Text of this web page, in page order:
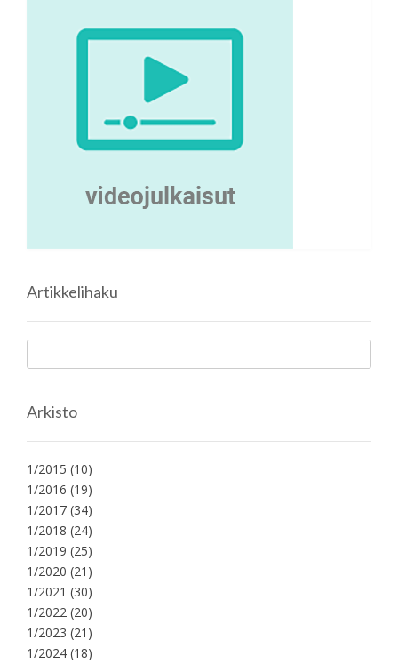
Artikkelihaku
Arkisto
1/2015 (10)
1/2016 (19)
1/2017 (34)
1/2018 (24)
1/2019 (25)
1/2020 (21)
1/2021 (30)
1/2022 (20)
1/2023 (21)
1/2024 (18)